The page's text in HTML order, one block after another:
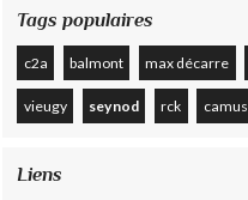
Tags populaires
c2a balmont max décarre
vieugy seynod rck
Liens